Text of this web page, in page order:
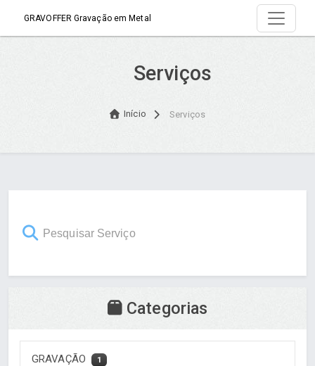
GRAVOFFER Gravação em Metal
Serviços
Início Serviços
Categorias
GRAVAÇÃO 1